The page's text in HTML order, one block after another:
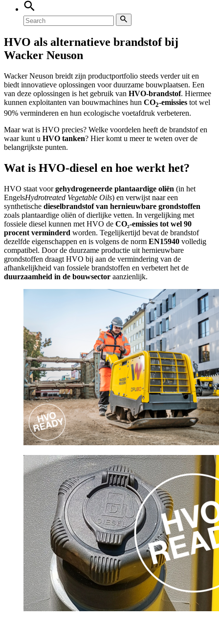
HVO als alternatieve brandstof bij
Wacker Neuson
Wacker Neuson breidt zijn productportfolio steeds verder uit en
biedt innovatieve oplossingen voor duurzame bouwplaatsen. Een
van deze oplossingen is het gebruik van HVO-brandstof. Hiermee
kunnen exploitanten van bouwmachines hun CO2-emissies tot wel
90% verminderen en hun ecologische voetafdruk verbeteren.
Maar wat is HVO precies? Welke voordelen heeft de brandstof en
waar kunt u HVO tanken? Hier komt u meer te weten over de
belangrijkste punten.
Wat is HVO-diesel en hoe werkt het?
HVO staat voorgehydrogeneerde plantaardige oliën (in het
EngelsHydrotreated Vegetable Oils) en verwijst naar een
synthetische dieselbrandstof van hernieuwbare grondstoffen
zoals plantaardige oliën of dierlijke vetten. In vergelijking met
fossiele diesel kunnen met HVO de CO₂-emissies tot wel 90
procent verminderd worden. Tegelijkertijd bevat de brandstof
dezelfde eigenschappen en is volgens de norm EN15940 volledig
compatibel. Door de duurzame productie uit hernieuwbare
grondstoffen draagt ​​HVO bij aan de vermindering van de
afhankelijkheid van fossiele brandstoffen en verbetert het de
duurzaamheid in de bouwsector aanzienlijk.